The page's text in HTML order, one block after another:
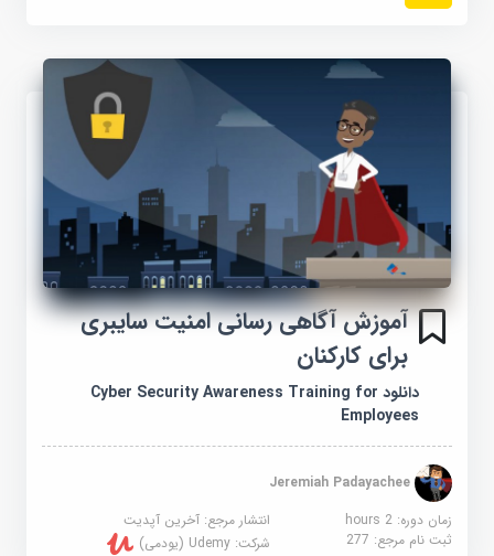
آموزش آگاهی رسانی امنیت سایبری
برای کارکنان
دانلود Cyber Security Awareness Training for
Employees
Jeremiah Padayachee
زمان دوره: 2 hours
انتشار مرجع:آخرین آپدیت
ثبت نام مرجع:277 شرکت:Udemy (یودمی)